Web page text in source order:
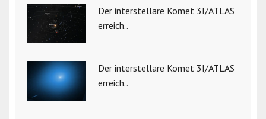
Der interstellare Komet 3I/ATLAS
erreich..
Der interstellare Komet 3I/ATLAS
erreich..